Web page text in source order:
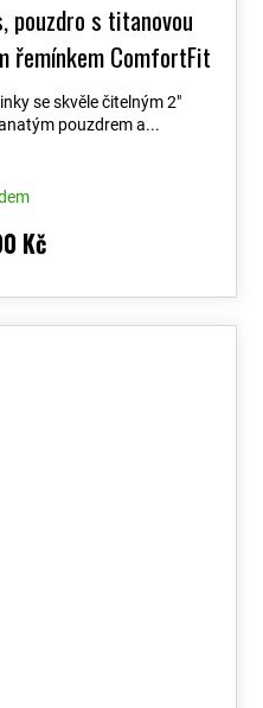
pouzdro s titanovou
řemínkem ComfortFit
výměny do 90
PRO Voucher
se skvěle čitelným 2″
pouzdrem a...
Kč